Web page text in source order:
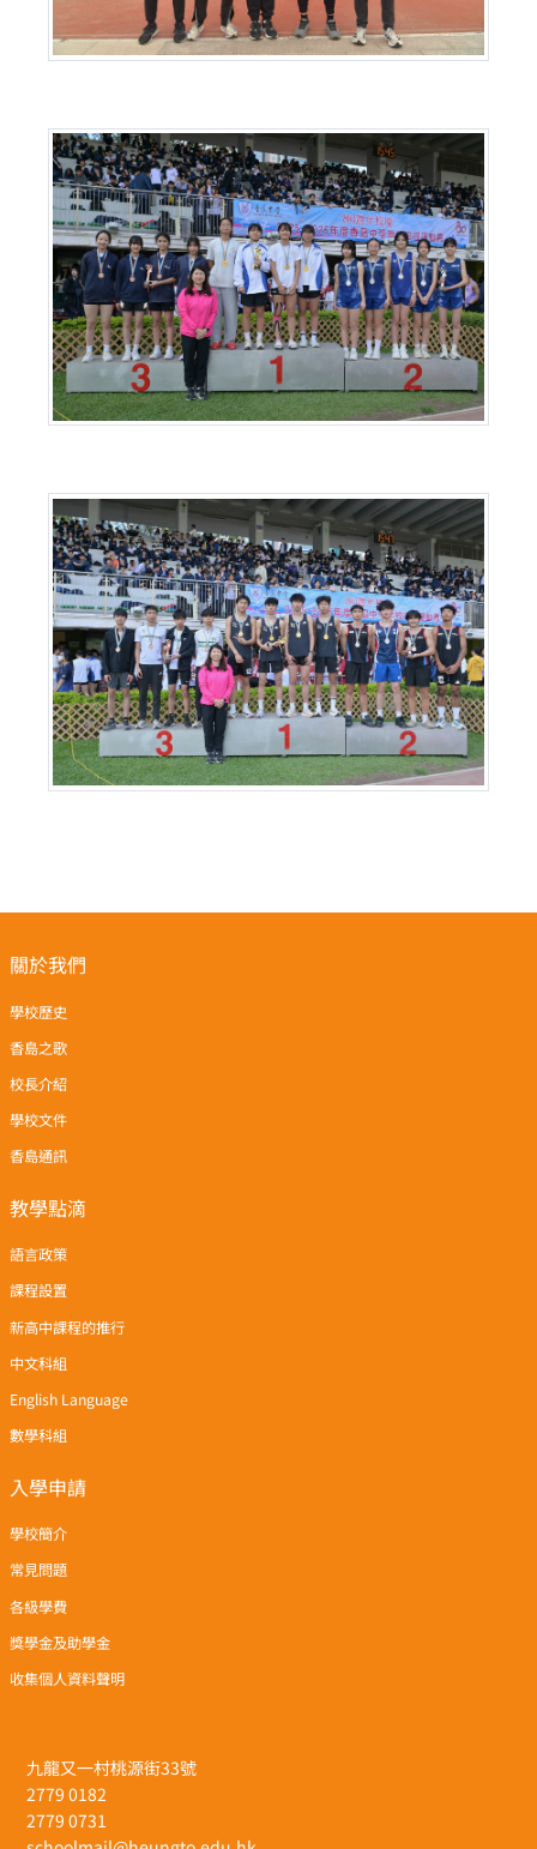
九龍又一村桃源街33號
2779 0182
2779 0731
關於我們
學校歷史
香島之歌
校長介紹
學校文件
香島通訊
教學點滴
語言政策
課程設置
新高中課程的推行
中文科組
English Language
數學科組
入學申請
學校簡介
常見問題
各級學費
獎學金及助學金
收集個人資料聲明